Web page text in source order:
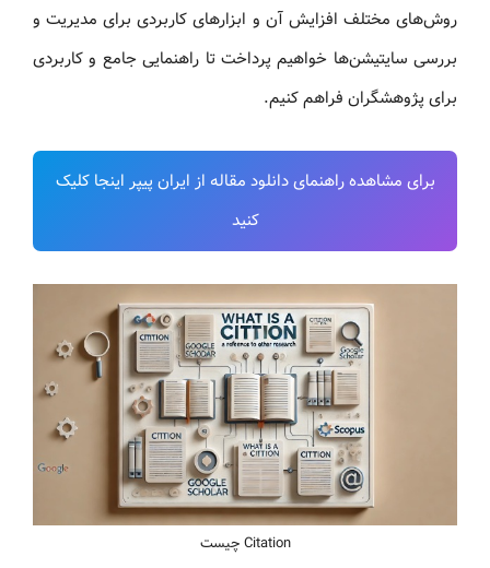
روش‌های مختلف افزایش آن و ابزارهای کاربردی برای مدیریت و
بررسی سایتیشن‌ها خواهیم پرداخت تا راهنمایی جامع و کاربردی
برای پژوهشگران فراهم کنیم.
برای مشاهده راهنمای دانلود مقاله از ایران پیپر اینجا کلیک
کنید
Citation چیست